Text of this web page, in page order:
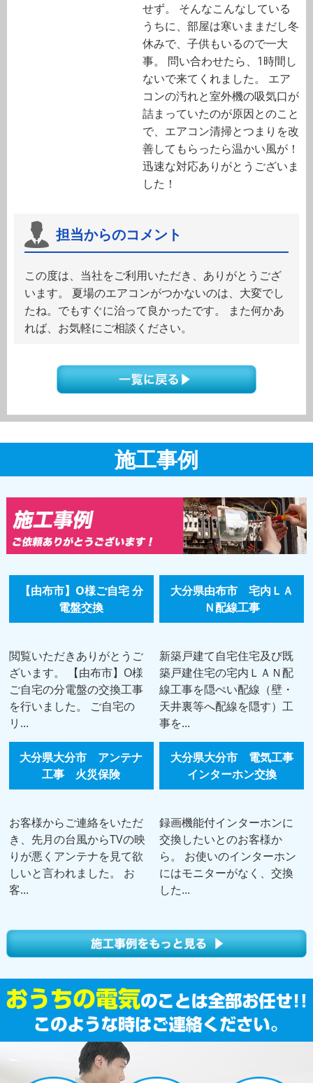
せず。 そんなこんなしている
うちに、部屋は寒いままだし冬
休みで、子供もいるので一大
事。 問い合わせたら、1時間し
ないで来てくれました。 エア
コンの汚れと室外機の吸気口が
詰まっていたのが原因とのこと
で、エアコン清掃とつまりを改
善してもらったら温かい風が！
迅速な対応ありがとうございま
した！
担当からのコメント
この度は、当社をご利用いただき、ありがとうござ
います。 夏場のエアコンがつかないのは、大変でし
たね。でもすぐに治って良かったです。 また何かあ
れば、お気軽にご相談ください。
施工事例
【由布市】O様ご自宅 分
電盤交換
閲覧いただきありがとうご
ざいます。 【由布市】O様
ご自宅の分電盤の交換工事
を行いました。 ご自宅の
リ...
大分県由布市 宅内ＬＡ
Ｎ配線工事
新築戸建て自宅住宅及び既
築戸建住宅の宅内ＬＡＮ配
線工事を隠ぺい配線（壁・
天井裏等へ配線を隠す）工
事を...
大分県大分市 アンテナ
工事 火災保険
お客様からご連絡をいただ
き、先月の台風からTVの映
りが悪くアンテナを見て欲
しいと言われました。 お
客...
大分県大分市 電気工事
インターホン交換
録画機能付インターホンに
交換したいとのお客様か
ら。 お使いのインターホン
にはモニターがなく、交換
した...